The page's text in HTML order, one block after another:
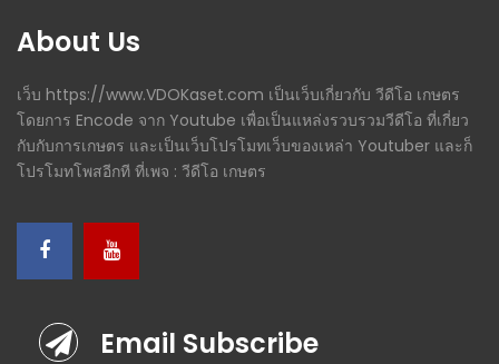
About Us
เว็บ https://www.VDOKaset.com เป็นเว็บเกี่ยวกับ วีดีโอ เกษตร
โดยการ Encode จาก Youtube เพื่อเป็นแหล่งรวบรวมวีดีโอ ที่เกี่ยว
กับกับการเกษตร และเป็นเว็บโปรโมทเว็บของเหล่า Youtuber และก็
โปรโมทโพสอีกที ที่เพจ : วีดีโอ เกษตร
Email Subscribe